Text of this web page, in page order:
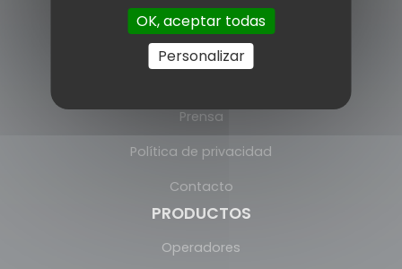
INFORMACÍON
Pólitica de cookies
Prensa
Política de privacidad
Contacto
PRODUCTOS
Operadores
OK, aceptar todas
Personalizar